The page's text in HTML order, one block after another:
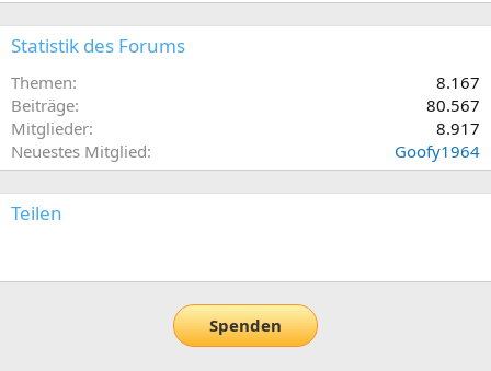
Statistik des Forums
Themen
8.167
Beiträge
80.567
Mitglieder
8.917
Neuestes Mitglied
Goofy1964
Teilen
Spenden